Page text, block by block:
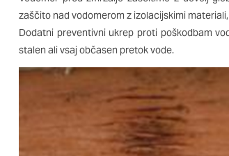
zaščito nad vodomerom z izolacijskimi
Dodatni preventivni ukrep proti poškodbam
stalen ali vsaj občasen pretok vode.
zasebnosti, prijava ali
vas opozori na njih. V tem
Piškotki za učinkovitost
S temi piškotki štejemo obiske
našega spletnega mesta. Z
opazujemo, kako se